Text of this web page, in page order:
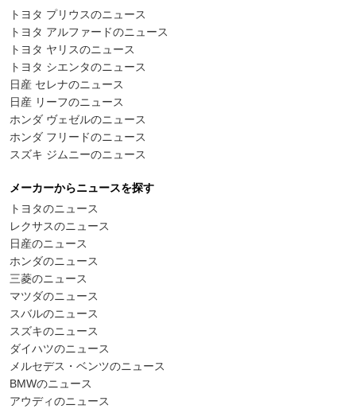
トヨタ プリウスのニュース
トヨタ アルファードのニュース
トヨタ ヤリスのニュース
トヨタ シエンタのニュース
日産 セレナのニュース
日産 リーフのニュース
ホンダ ヴェゼルのニュース
ホンダ フリードのニュース
スズキ ジムニーのニュース
メーカーからニュースを探す
トヨタのニュース
レクサスのニュース
日産のニュース
ホンダのニュース
三菱のニュース
マツダのニュース
スバルのニュース
スズキのニュース
ダイハツのニュース
メルセデス・ベンツのニュース
BMWのニュース
アウディのニュース